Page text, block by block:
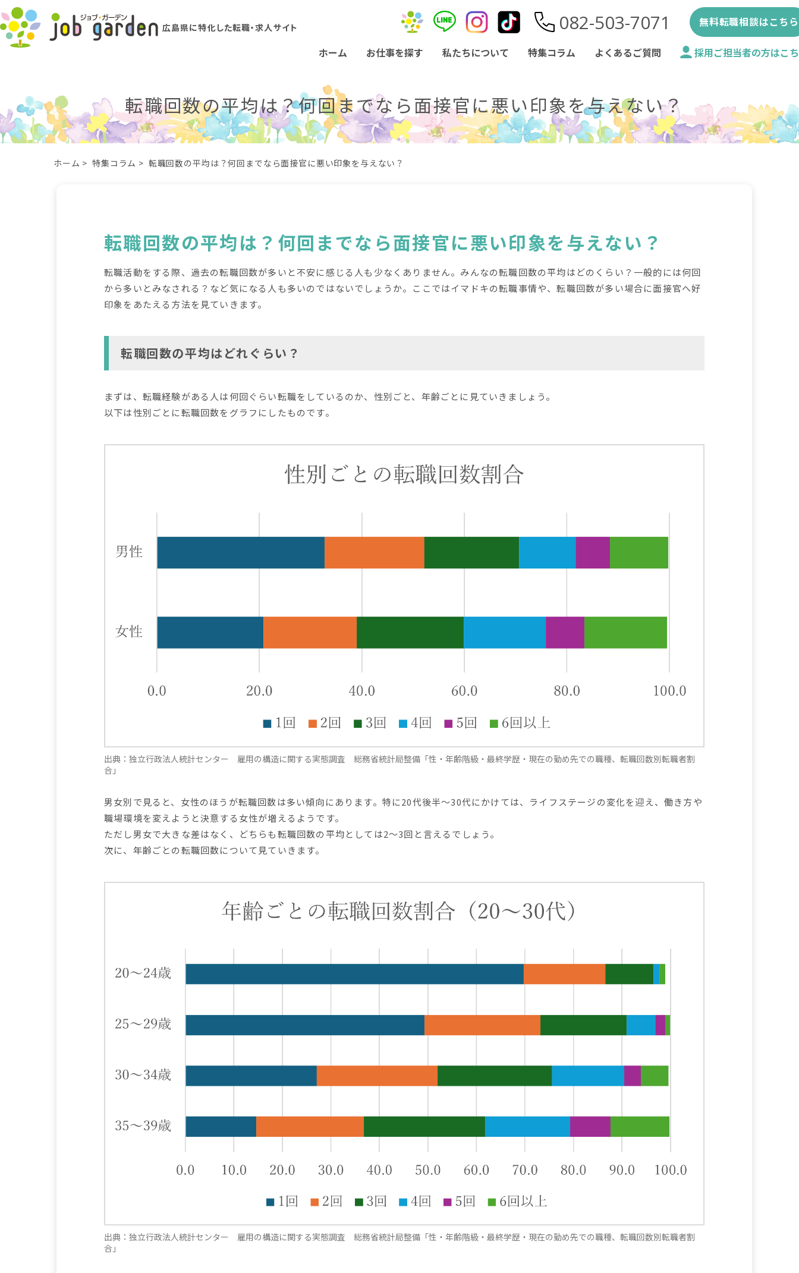
広島県に特化した転職・求人サイト 082-503-7071 無料転職相談はこちら
ホーム お仕事を探す 私たちについて 特集コラム よくあるご質問 採用ご担当者の方はこ
転職回数の平均は？何回までなら面接官に悪い印象を与えない？
ホーム > 特集コラム > 転職回数の平均は？何回までなら面接官に悪い印象を与えない？
転職回数の平均は？何回までなら面接官に悪い印象を与えない？
転職活動をする際、過去の転職回数が多いと不安に感じる人も少なくありません。みんなの転職回数の平均はどのくらい？一般的には何回
から多いとみなされる？など気になる人も多いのではないでしょうか。ここではイマドキの転職事情や、転職回数が多い場合に面接官へ好
印象をあたえる方法を見ていきます。
転職回数の平均はどれぐらい？
まずは、転職経験がある人は何回ぐらい転職をしているのか、性別ごと、年齢ごとに見ていきましょう。
以下は性別ごとに転職回数をグラフにしたものです。
出典：独立行政法人統計センター 雇用の構造に関する実態調査 総務省統計局整備「性・年齢階級・最終学歴・現在の勤め先での職種、転職回数別転職者割
合」
男女別で見ると、女性のほうが転職回数は多い傾向にあります。特に20代後半～30代にかけては、ライフステージの変化を迎え、働き方や
職場環境を変えようと決意する女性が増えるようです。
ただし男女で大きな差はなく、どちらも転職回数の平均としては2～3回と言えるでしょう。
次に、年齢ごとの転職回数について見ていきます。
出典：独立行政法人統計センター 雇用の構造に関する実態調査 総務省統計局整備「性・年齢階級・最終学歴・現在の勤め先での職種、転職回数別転職者割
合」